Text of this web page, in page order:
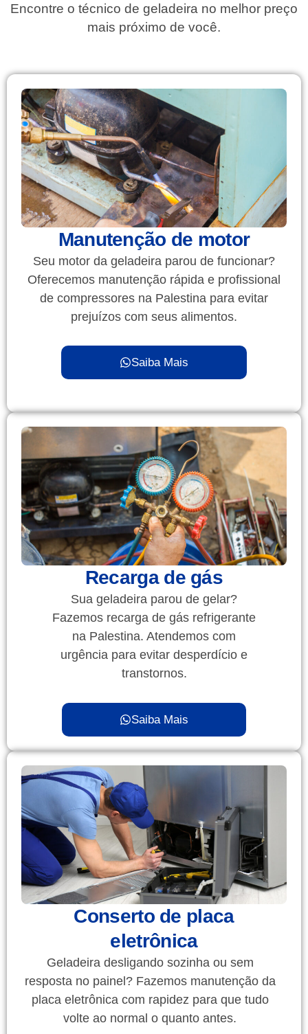
Encontre o técnico de geladeira no melhor preço
mais próximo de você.
Manutenção de motor
Seu motor da geladeira parou de funcionar?
Oferecemos manutenção rápida e profissional
de compressores na Palestina para evitar
prejuízos com seus alimentos.
Saiba Mais
Recarga de gás
Sua geladeira parou de gelar?
Fazemos recarga de gás refrigerante
na Palestina. Atendemos com
urgência para evitar desperdício e
transtornos.
Saiba Mais
Conserto de placa
eletrônica
Geladeira desligando sozinha ou sem
resposta no painel? Fazemos manutenção da
placa eletrônica com rapidez para que tudo
volte ao normal o quanto antes.